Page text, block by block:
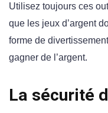
Utilisez toujours ces
que les jeux d’argent
forme de
gagner de l’argent.
La sécurité